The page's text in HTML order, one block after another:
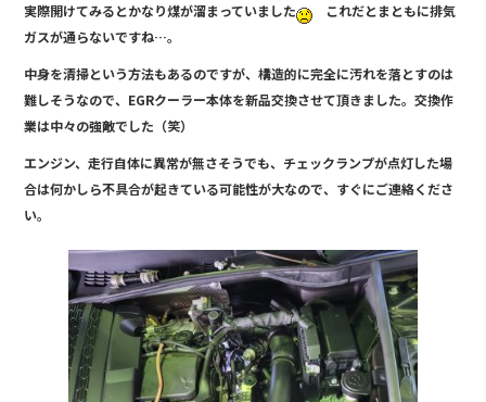
実際開けてみるとかなり煤が溜まっていました
これだとまともに排気
ガスが通らないですね…。
中身を清掃という方法もあるのですが、構造的に完全に汚れを落とすのは
難しそうなので、EGRクーラー本体を新品交換させて頂きました。交換作
業は中々の強敵でした（笑）
エンジン、走行自体に異常が無さそうでも、チェックランプが点灯した場
合は何かしら不具合が起きている可能性が大なので、すぐにご連絡くださ
い。